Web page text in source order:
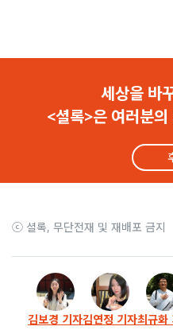
세상을 바
<셜록>은 여러분
ⓒ 셜록, 무단전재 및 재배포 금지
김보경 기자김연정 기자최규화